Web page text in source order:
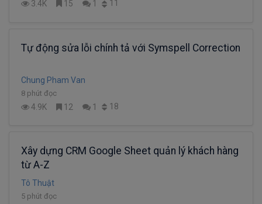
3.4K 15 1 11
Tự động sửa lỗi chính tả với Symspell Correction
Chung Pham Van
8 phút đọc
4.9K 12 1 18
Xây dựng CRM Google Sheet quản lý khách hàng
từ A-Z
Tô Thuật
5 phút đọc